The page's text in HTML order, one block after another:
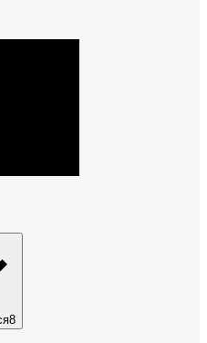
8